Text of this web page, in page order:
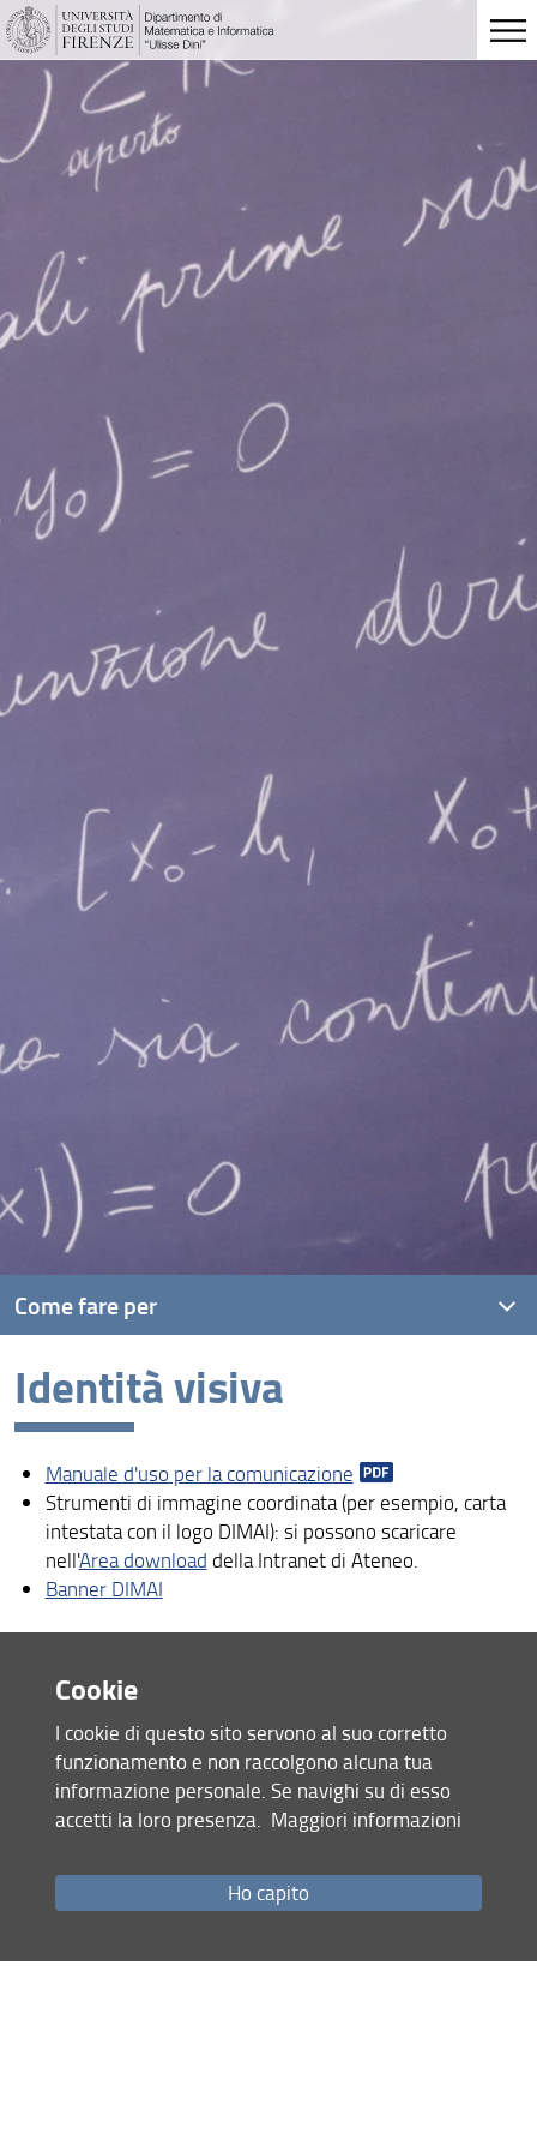
Identità visiva
Manuale d'uso per la comunicazione
Strumenti di immagine coordinata (per esempio, carta
intestata con il logo DIMAI): si possono scaricare
nell'Area download della Intranet di Ateneo.
Banner DIMAI
In caso di problemi contattaresegreteria(AT)dimai.unifi.it
Condividi
Come fare per
Servizi amministrativi
Servizi informatici del Centro di Calcolo
Identità visiva
Attività di Public Engagement
Vademecum sui servizi di Ateneo e di Dipartimento
ultimo aggiornamento
23.04.2026
Mappa del sito
Cookie
I cookie di questo sito servono al suo corretto
funzionamento e non raccolgono alcuna tua
informazione personale. Se navighi su di esso
accetti la loro presenza. Maggiori informazioni
Ho capito